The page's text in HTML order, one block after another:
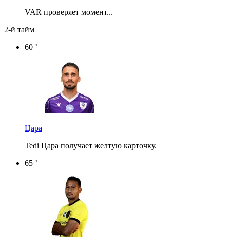
VAR проверяет момент...
2-й тайм
60 ’
Цара
Tedi Цара получает желтую карточку.
65 ’